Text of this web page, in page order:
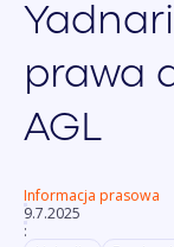
prawa
AGL
Informacja prasowa
9.7.2025
: